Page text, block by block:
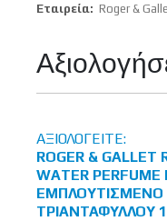
ΠερισσότερεςRoger &
ΑΞΙΟΛΟΓΕΊΤΕ:
ROGER & GALLET
WATER
ΕΜΠΛΟΥΤΙΣΜΈΝΟ
ΤΡΙΑΝΤΆΦΥΛΛΟΥ